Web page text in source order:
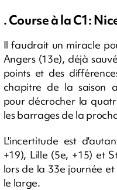
. Course à la C1:
Il faudrait un miracle
Angers (13e), déjà
points et des
chapitre de la saison
pour décrocher la
les barrages de la
L'incertitude est
+19), Lille (5e, +15) et
lors de la 33e journée
le large.